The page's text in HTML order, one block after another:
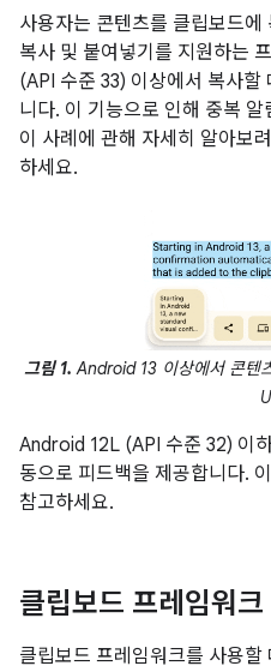
사용자는 콘텐츠를 클립보드
복사 및 붙여넣기를 지원하는
(API 수준 33) 이상에서 복사할
니다. 이 기능으로 인해 중복
이 사례에 관해 자세히 알아보
하세요.
그림 1. Android 13 이상에서 콘텐
Android 12L (API 수준 32) 이
동으로 피드백을 제공합니다.
참고하세요.
클립보드 프레임워크
클립보드 프레임워크를 사용